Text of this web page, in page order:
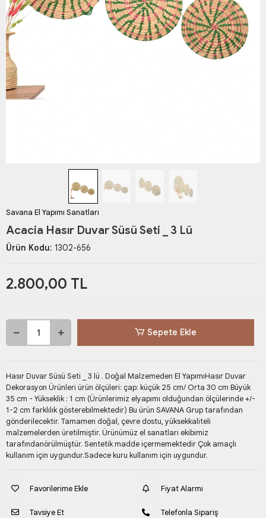
Savana El Yapımı Sanatları
Acacia Hasır Duvar Süsü Seti _ 3 Lü
Ürün Kodu: 1302-656
2.800,00 TL
Sepete Ekle
Hasır Duvar Süsü Seti _ 3 lü . Doğal Malzemeden El YapımıHasır Duvar
Dekorasyon Ürünleri ürün ölçüleri: çap: küçük 25 cm/ Orta 30 cm Büyük
35 cm - Yükseklik : 1 cm (Ürünlerimiz elyapımı olduğundan ölçülerinde +/-
1-2 cm farklılık gösterebilmektedir) Bu ürün SAVANA Grup tarafından
gönderilecektir. Tamamen doğal, çevre dostu, yüksekkaliteli
malzemelerden üretilmiştir. Ürünümüz el sanatları ekibimiz
tarafındanörülmüştür. Sentetik madde içermemektedir Çok amaçlı
kullanım için uygundur.Sadece kuru kullanım için uygundur.
Favorilerime Ekle
Tavsiye Et
Fiyat Alarmı
Telefonla Sipariş